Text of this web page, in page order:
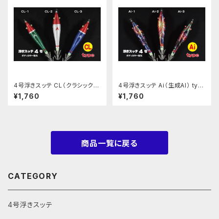
4号浮きスッテ CL（クラシック）
type
¥1,760
4号浮きスッテ Ai（生成AI） typ
e
¥1,760
商品一覧に戻る
CATEGORY
4号浮きスッテ